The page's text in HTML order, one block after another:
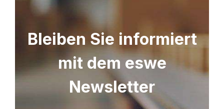
Bleiben Sie informiert
mit dem eswe
Newsletter